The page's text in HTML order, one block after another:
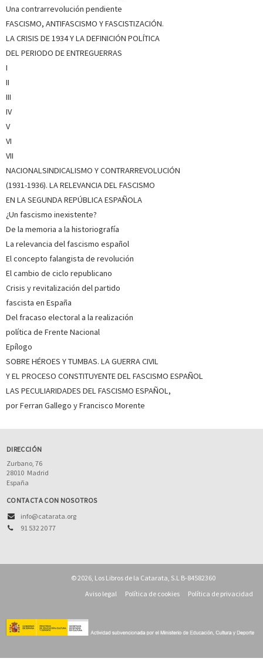
Una contrarrevolución pendiente
FASCISMO, ANTIFASCISMO Y FASCISTIZACIÓN.
LA CRISIS DE 1934 Y LA DEFINICIÓN POLÍTICA
DEL PERIODO DE ENTREGUERRAS
I
II
III
IV
V
VI
VII
NACIONALSINDICALISMO Y CONTRARREVOLUCIÓN
(1931-1936). LA RELEVANCIA DEL FASCISMO
EN LA SEGUNDA REPÚBLICA ESPAÑOLA
¿Un fascismo inexistente?
De la memoria a la historiografía
La relevancia del fascismo español
El concepto falangista de revolución
El cambio de ciclo republicano
Crisis y revitalización del partido
fascista en España
Del fracaso electoral a la realización
política de Frente Nacional
Epílogo
SOBRE HÉROES Y TUMBAS. LA GUERRA CIVIL
Y EL PROCESO CONSTITUYENTE DEL FASCISMO ESPAÑOL
LAS PECULIARIDADES DEL FASCISMO ESPAÑOL,
por Ferran Gallego y Francisco Morente
DIRECCIÓN
Zurbano, 76
28010 Madrid
España
CONTACTA CON NOSOTROS
info@catarata.org
91 532 20 77
© 2026, Los Libros de la Catarata, S.L B-84582360
Aviso legal
Política de cookies Política de privacidad